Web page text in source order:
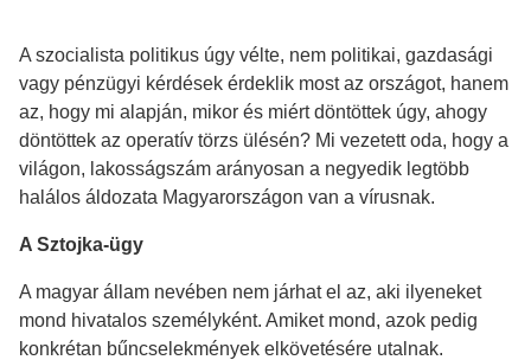
A szocialista politikus úgy vélte, nem politikai, gazdasági
vagy pénzügyi kérdések érdeklik most az országot, hanem
az, hogy mi alapján, mikor és miért döntöttek úgy, ahogy
döntöttek az operatív törzs ülésén? Mi vezetett oda, hogy a
világon, lakosságszám arányosan a negyedik legtöbb
halálos áldozata Magyarországon van a vírusnak.
A Sztojka-ügy
A magyar állam nevében nem járhat el az, aki ilyeneket
mond hivatalos személyként. Amiket mond, azok pedig
konkrétan bűncselekmények elkövetésére utalnak.